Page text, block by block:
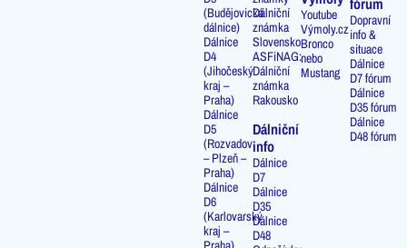
(Budějovická
dálnice)
Dálnice
D4
(Jihočeský
kraj –
Praha)
Dálnice
D5
(Rozvadov
– Plzeň –
Praha)
Dálnice
D6
(Karlovarský
kraj –
Dálniční
známka
Slovensko
ASFiNAG:
Dálniční
známka
Rakousko
Dálniční
info
Dálnice
D7
Dálnice
D35
Dálnice
D48
Youtube
Výmoly.cz
Bronco
nebo
Mustang
Dopravní
info &
situace
Dálnice
D7 fórum
Dálnice
D35 fórum
Dálnice
D48 fórum